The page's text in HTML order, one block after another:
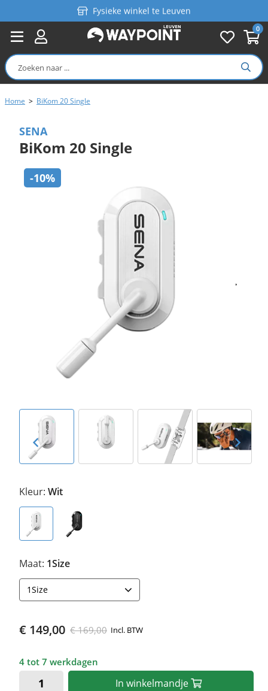
0
Fysieke winkel te Leuven
Persoonlijk advies
Gratis verzending in België vanaf €99
Home > BiKom 20 Single
SENA
BiKom 20 Single
-10%
Kleur: Wit
Maat: 1Size
1Size
€ 169,00
€ 149,00 Incl. BTW
4 tot 7 werkdagen
In winkelmandje